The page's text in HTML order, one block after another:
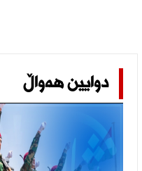
دوایین هەواڵ